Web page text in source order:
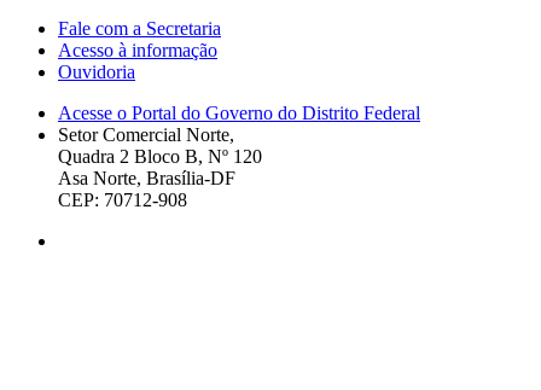
Fale com a Secretaria
Acesso à informação
Ouvidoria
Acesse o Portal do Governo do Distrito Federal
Setor Comercial Norte,
Quadra 2 Bloco B, Nº 120
Asa Norte, Brasília-DF
CEP: 70712-908